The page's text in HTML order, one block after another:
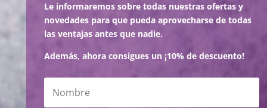
Le informaremos sobre todas nuestras ofertas y
novedades para que pueda aprovecharse de todas
las ventajas antes que nadie.
Además, ahora consigues un ¡10% de descuento!